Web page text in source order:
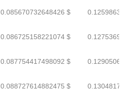
0.085670732648426 $
0.086725158221074 $
0.087754417498092 $
0.088727614882475 $